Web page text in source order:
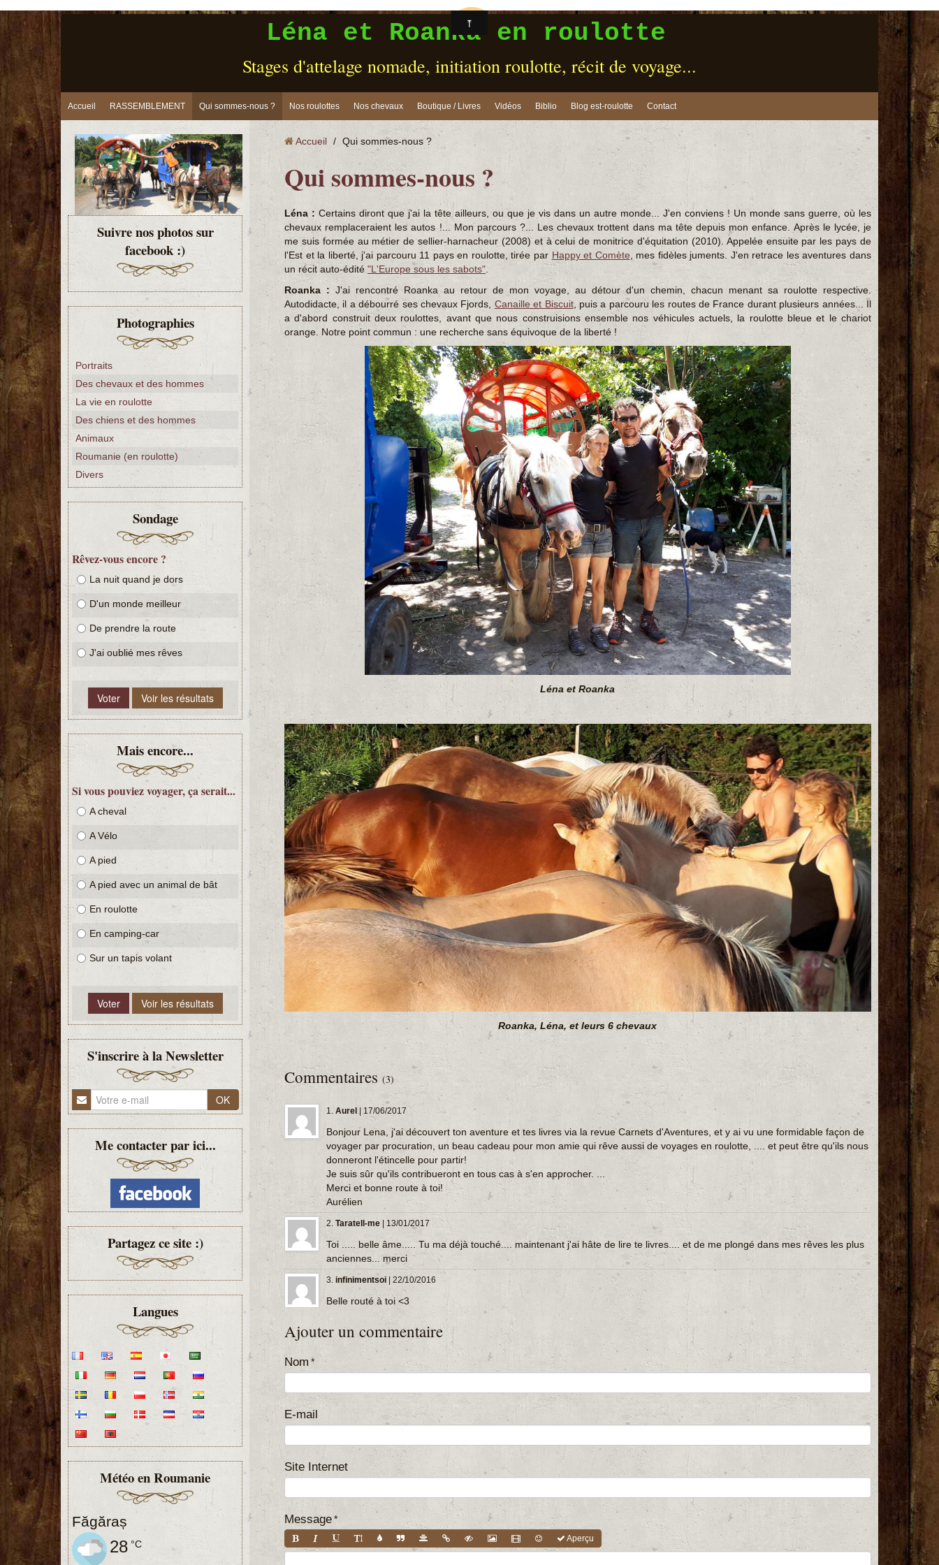
Léna et Roanka en roulotte
Stages d'attelage nomade, initiation roulotte, récit de voyage...
Accueil RASSEMBLEMENT Qui sommes-nous ? Nos roulottes Nos chevaux Boutique / Livres Vidéos Biblio Blog est-roulotte Contact
Suivre nos photos sur
facebook :)
Photographies
Portraits
Des chevaux et des hommes
La vie en roulotte
Des chiens et des hommes
Animaux
Roumanie (en roulotte)
Divers
Sondage
Rêvez-vous encore ?
La nuit quand je dors
D'un monde meilleur
De prendre la route
J'ai oublié mes rêves
Mais encore...
Si vous pouviez voyager, ça serait...
A cheval
A Vélo
A pied
A pied avec un animal de bât
En roulotte
En camping-car
Sur un tapis volant
S'inscrire à la Newsletter
OK
Me contacter par ici...
Partagez ce site :)
Langues
Météo en Roumanie
Făgăraș
28 °C
Accueil / Qui sommes-nous ?
Qui sommes-nous ?
Léna : Certains diront que j'ai la tête ailleurs, ou que je vis dans un autre monde... J'en conviens ! Un monde sans guerre, où les
chevaux remplaceraient les autos !... Mon parcours ?... Les chevaux trottent dans ma tête depuis mon enfance. Après le lycée, je
me suis formée au métier de sellier-harnacheur (2008) et à celui de monitrice d'équitation (2010). Appelée ensuite par les pays de
l'Est et la liberté, j'ai parcouru 11 pays en roulotte, tirée par Happy et Comète, mes fidèles juments. J'en retrace les aventures dans
un récit auto-édité "L'Europe sous les sabots"
Roanka : J'ai rencontré Roanka au retour de mon voyage, au détour d'un chemin, chacun menant sa roulotte respective.
Autodidacte, il a débourré ses chevaux Fjords, Canaille et Biscuit, puis a parcouru les routes de France durant plusieurs années... Il
a d'abord construit deux roulottes, avant que nous construisions ensemble nos véhicules actuels, la roulotte bleue et le chariot
orange. Notre point commun : une recherche sans équivoque de la liberté !
Léna et Roanka
Roanka, Léna, et leurs 6 chevaux
Commentaires (3)
1. Aurel | 17/06/2017
Bonjour Lena, j'ai découvert ton aventure et tes livres via la revue Carnets d'Aventures, et y ai vu une formidable façon de
voyager par procuration, un beau cadeau pour mon amie qui rêve aussi de voyages en roulotte, .... et peut être qu'ils nous
donneront l'étincelle pour partir!
Je suis sûr qu'ils contribueront en tous cas à s'en approcher. ...
Merci et bonne route à toi!
Aurélien
2. Taratell-me | 13/01/2017
Toi ..... belle âme..... Tu ma déjà touché.... maintenant j'ai hâte de lire te livres.... et de me plongé dans mes rêves les plus
anciennes... merci
3. infinimentsoi | 22/10/2016
Belle routé à toi <3
Ajouter un commentaire
Nom
E-mail
Site Internet
Message
Aperçu